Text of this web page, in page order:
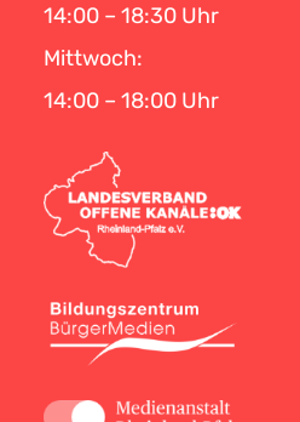
14:00 – 18:30 Uhr
Mittwoch:
14:00 – 18:00 Uhr